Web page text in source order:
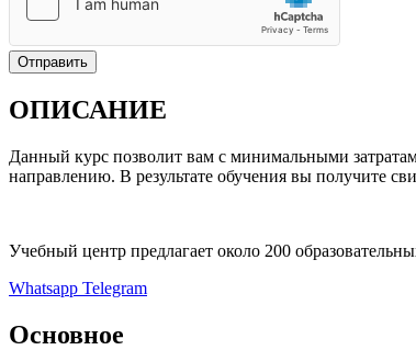
Отправить
ОПИСАНИЕ
Данный курс позволит вам с минимальными
направлению. В результате обучения вы получите
Учебный центр предлагает около 200
Whatsapp Telegram
Основное